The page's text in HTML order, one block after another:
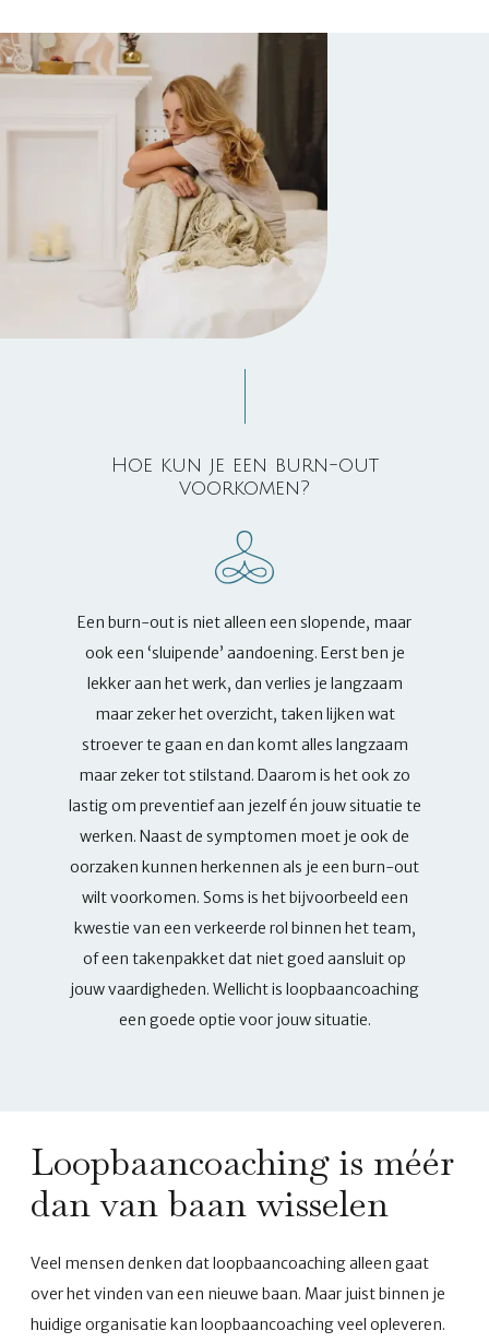
Hoe kun je een burn-out
voorkomen?
Een burn-out is niet alleen een slopende, maar
ook een ‘sluipende’ aandoening. Eerst ben je
lekker aan het werk, dan verlies je langzaam
maar zeker het overzicht, taken lijken wat
stroever te gaan en dan komt alles langzaam
maar zeker tot stilstand. Daarom is het ook zo
lastig om preventief aan jezelf én jouw situatie te
werken. Naast de symptomen moet je ook de
oorzaken kunnen herkennen als je een burn-out
wilt voorkomen. Soms is het bijvoorbeeld een
kwestie van een verkeerde rol binnen het team,
of een takenpakket dat niet goed aansluit op
jouw vaardigheden. Wellicht is loopbaancoaching
een goede optie voor jouw situatie.
Loopbaancoaching is méér
dan van baan wisselen
Veel mensen denken dat loopbaancoaching alleen gaat
over het vinden van een nieuwe baan. Maar juist binnen je
huidige organisatie kan loopbaancoaching veel opleveren.